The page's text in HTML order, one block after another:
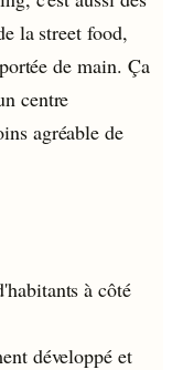
la street food,
de main. Ça
centre
agréable de
à côté
développé et